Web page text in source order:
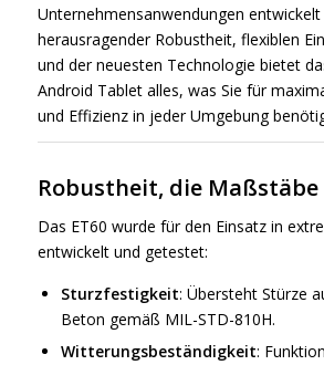
Unternehmensanwendungen
herausragender Robustheit, flexiblen
und der neuesten Technologie bietet
Android Tablet alles, was Sie für
und Effizienz in jeder Umgebung
Robustheit, die
Das ET60 wurde für den Einsatz in
entwickelt und getestet:
Sturzfestigkeit: Übersteht Stürze
Beton gemäß MIL-STD-810H.
Witterungsbeständigkeit: